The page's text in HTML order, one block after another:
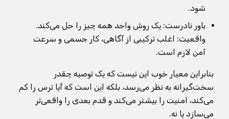
شود.
باور نادرست: یک روش واحد همه چیز را حل می‌کند.
واقعیت: اغلب ترکیبی از آگاهی، کار جسمی و سرعت
امن لازم است.
بنابراین معیار خوب این نیست که یک توصیه چقدر
سخت‌گیرانه به نظر می‌رسد، بلکه این است که آیا ترس را کم
می‌کند، امنیت را بیشتر می‌کند و قدم بعدی را واقعی‌تر
می‌سازد یا نه.